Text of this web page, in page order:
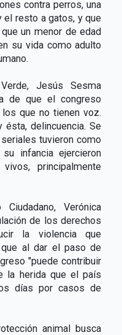
contra perros, una
el resto a gatos, y que
un menor de edad
su vida como adulto
Jesús Sesma
de que el congreso
que no tienen voz.
ésta, delincuencia. Se
tuvieron como
infancia ejercieron
principalmente
Verónica
de los derechos
la violencia que
al dar el paso de
"puede contribuir
la herida que el país
días por casos de
animal busca